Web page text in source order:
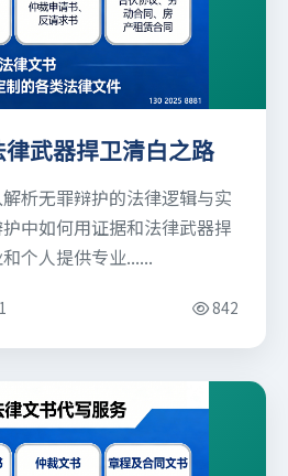
武器捍卫清白之路
析无罪辩护的法律逻辑与实
中如何用证据和法律武器捍
个人提供专业......
842